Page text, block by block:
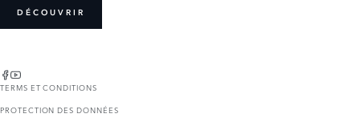
DÉCOUVRIR
TERMS ET CONDITIONS
PROTECTION DES DONNÉES